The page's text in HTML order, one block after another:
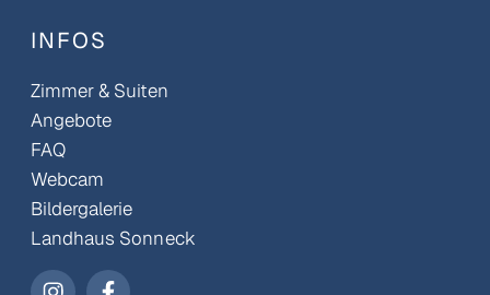
INFOS
Zimmer & Suiten
Angebote
FAQ
Webcam
Bildergalerie
Landhaus Sonneck